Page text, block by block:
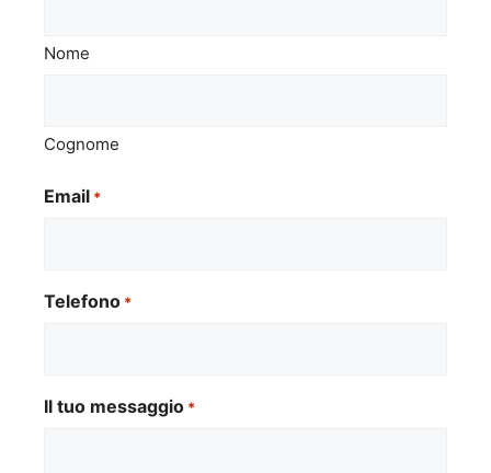
Nome
Cognome
Email *
Telefono *
Il tuo messaggio *